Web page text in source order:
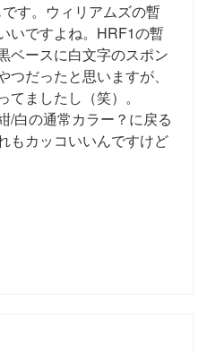
す。ウィリアムズの暫
いですよね。HRF1の暫
ベースに白文字のスポン
だったと思いますが、
ましたし（笑）。
/白の通常カラー？に戻る
もカッコいいんですけど